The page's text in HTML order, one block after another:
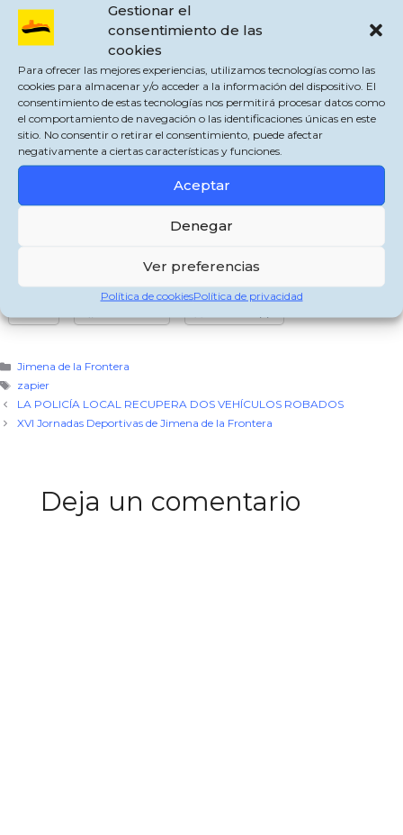
Gestionar el
consentimiento de las
cookies
Para ofrecer las mejores experiencias, utilizamos tecnologías como las
cookies para almacenar y/o acceder a la información del dispositivo. El
consentimiento de estas tecnologías nos permitirá procesar datos como
el comportamiento de navegación o las identificaciones únicas en este
sitio. No consentir o retirar el consentimiento, puede afectar
negativamente a ciertas características y funciones.
Aceptar
Denegar
Ver preferencias
Política de cookiesPolítica de privacidad
La Jefatura de Policía Local se coordina con Guardia Civil de forma efectiva
para seguir el trabajo adecuado
Categorías
Jimena de la Frontera
Etiquetas
zapier
LA POLICÍA LOCAL RECUPERA DOS VEHÍCULOS ROBADOS
XVI Jornadas Deportivas de Jimena de la Frontera
Deja un comentario